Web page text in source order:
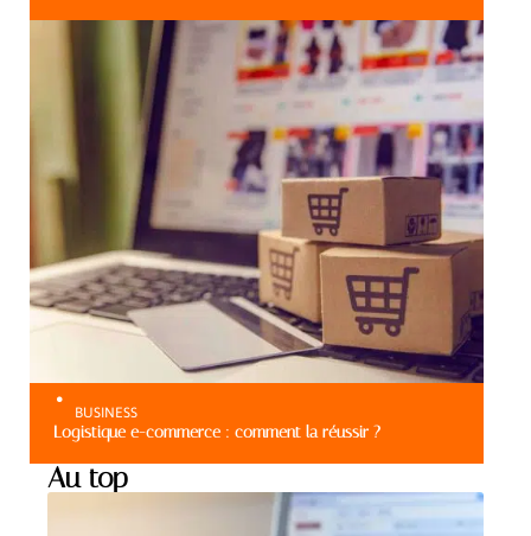
BUSINESS
Logistique e-commerce : comment la réussir ?
Au top